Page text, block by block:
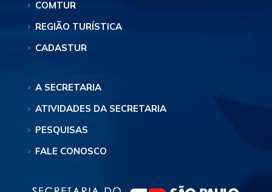
COMTUR
REGIÃO TURÍSTICA
CADASTUR
A SECRETARIA
ATIVIDADES DA SECRETARIA
PESQUISAS
FALE CONOSCO